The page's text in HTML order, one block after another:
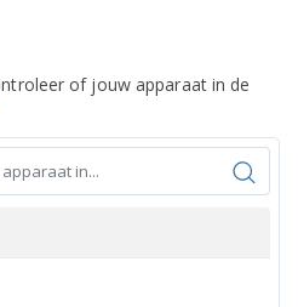
of jouw apparaat in de